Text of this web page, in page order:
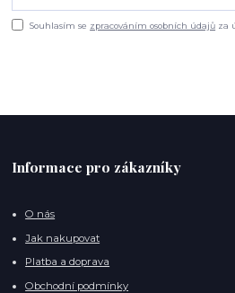
Souhlasím se zpracováním osobních údajů za
Informace pro zákazníky
O nás
Jak nakupovat
Platba a doprava
Obchodní podmínky